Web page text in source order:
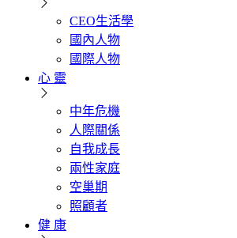
CEO生活學
國內人物
國際人物
心 靈
中年危機
人際關係
自我成長
兩性家庭
空巢期
照顧者
健 康